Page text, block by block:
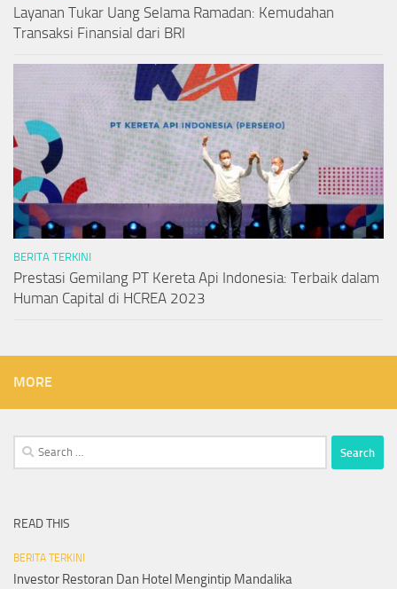
Layanan Tukar Uang Selama Ramadan: Kemudahan
Transaksi Finansial dari BRI
BERITA TERKINI
Prestasi Gemilang PT Kereta Api Indonesia: Terbaik dalam
Human Capital di HCREA 2023
MORE
Search
for:
READ THIS
BERITA TERKINI
Investor Restoran Dan Hotel Mengintip Mandalika